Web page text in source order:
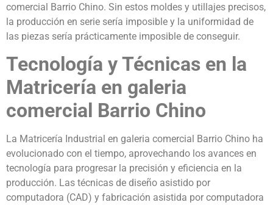
comercial Barrio Chino. Sin estos moldes y utillajes precisos,
la producción en serie sería imposible y la uniformidad de
las piezas sería prácticamente imposible de conseguir.
Tecnología y Técnicas en la
Matricería en galeria
comercial Barrio Chino
La Matricería Industrial en galeria comercial Barrio Chino ha
evolucionado con el tiempo, aprovechando los avances en
tecnología para progresar la precisión y eficiencia en la
producción. Las técnicas de diseño asistido por
computadora (CAD) y fabricación asistida por computadora